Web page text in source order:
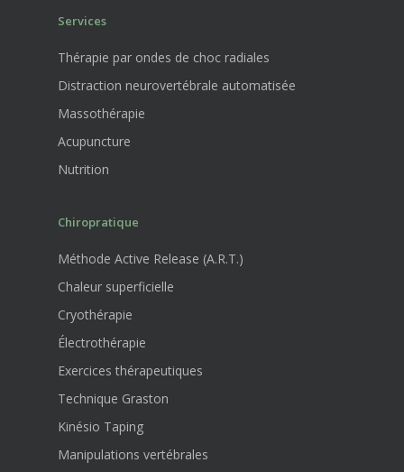
Services
Thérapie par ondes de choc radiales
Distraction neurovertébrale automatisée
Massothérapie
Acupuncture
Nutrition
Chiropratique
Méthode Active Release (A.R.T.)
Chaleur superficielle
Cryothérapie
Électrothérapie
Exercices thérapeutiques
Technique Graston
Kinésio Taping
Manipulations vertébrales